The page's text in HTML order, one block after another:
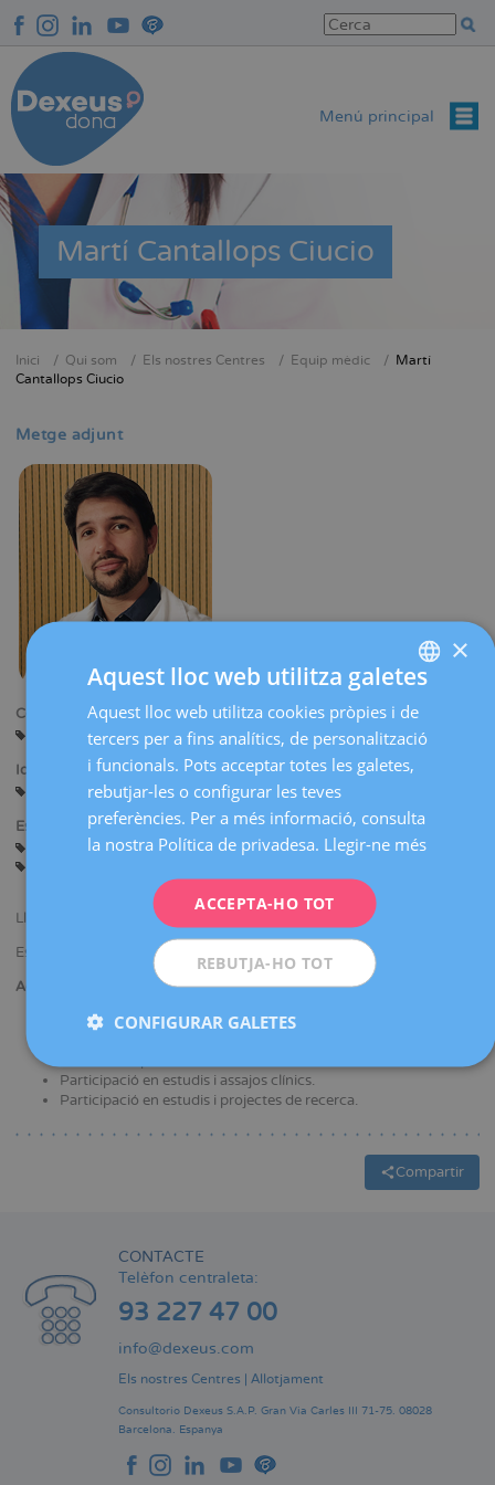
contingut
Menú principal
Martí Cantallops Ciucio
Fil
Inici Qui som Els nostres Centres Equip mèdic
Martí
Cantallops Ciucio
Metge adjunt
Centres:
Sant Cugat
Idiomes:
Català
Especialitats:
Assessorament abans de l'Embaràs
Embaràs i Part
Llicenciat en Medicina i Cirurgia.
Especialista en Ginecologia i Obstetrícia.
Activitat científica:
Presentació de ponències, comunicacions i pòsters en
Participació en estudis i assajos clínics.
Participació en estudis i projectes de recerca.
Compartir
CONTACTE
Telèfon centraleta:
93 227 47 00
info@dexeus.com
Els nostres Centres | Allotjament
Consultorio Dexeus S.A.P. Gran Via Carles III 71-75. 08028
Barcelona. Espanya
SPANISH
CATALÀ
FRENCH
×
Aquest lloc web utilitza galetes
Aquest lloc web utilitza cookies pròpies i de
tercers per a fins analítics, de personalització
i funcionals. Pots acceptar totes les galetes,
rebutjar-les o configurar les teves
preferències. Per a més informació, consulta
la nostra Política de privadesa. Llegir-ne més
ACCEPTA-HO TOT
REBUTJA-HO TOT
CONFIGURAR GALETES